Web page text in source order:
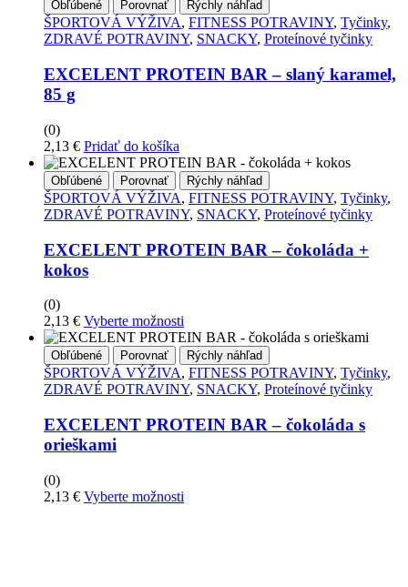
Obľúbené Porovnať Rýchly náhľad
ŠPORTOVÁ VÝŽIVA, FITNESS POTRAVINY, Tyčinky,
ZDRAVÉ POTRAVINY, SNACKY, Proteínové tyčinky
EXCELENT PROTEIN BAR – slaný karamel,
85 g
(0)
2,13 € Pridať do košíka
Obľúbené Porovnať Rýchly náhľad
ŠPORTOVÁ VÝŽIVA, FITNESS POTRAVINY, Tyčinky,
ZDRAVÉ POTRAVINY, SNACKY, Proteínové tyčinky
EXCELENT PROTEIN BAR – čokoláda +
kokos
(0)
2,13 € Vyberte možnosti
produkt
má
viacero
variantov.
si
môžete
produktu
Obľúbené Porovnať Rýchly náhľad
ŠPORTOVÁ VÝŽIVA, FITNESS POTRAVINY, Tyčinky,
ZDRAVÉ POTRAVINY, SNACKY, Proteínové tyčinky
EXCELENT PROTEIN BAR – čokoláda s
orieškami
(0)
2,13 € Vyberte možnosti